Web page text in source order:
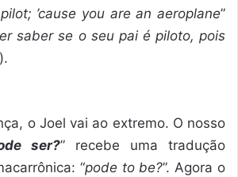
’cause you are an aeroplane”
saber se o seu pai é piloto, pois
).
o Joel vai ao extremo. O nosso
ser?” recebe uma tradução
“pode to be?”. Agora o